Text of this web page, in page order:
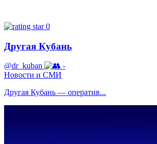
0
Другая Кубань
@dr_kuban
-
Новости и СМИ
Другая Кубань — оператив...